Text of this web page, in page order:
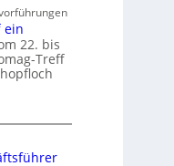
ein
22. bis
Treff